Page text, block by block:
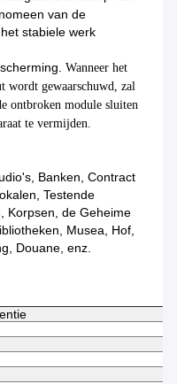
van de
stabiele werk
Wanneer het
wordt gewaarschuwd, zal
ontbroken module sluiten
te vermijden.
Banken, Contract
Testende
Korpsen, de Geheime
Musea, Hof,
Douane, enz.